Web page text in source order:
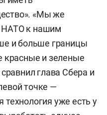
«Мы же
НАТО к нашим
и больше границы
красные и зеленые
глава Сбера и
точке —
технология уже есть у